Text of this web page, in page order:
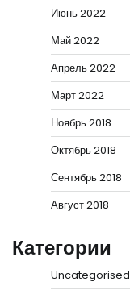
Июнь 2022
Май 2022
Апрель 2022
Март 2022
Ноябрь 2018
Октябрь 2018
Сентябрь 2018
Август 2018
Категории
Uncategorised